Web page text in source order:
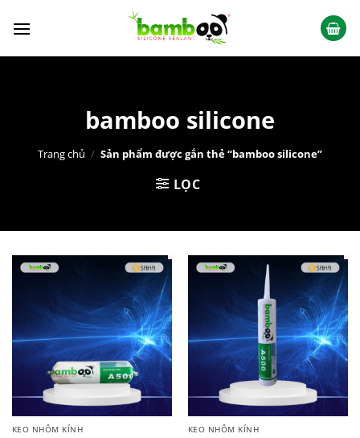
đến
bamboo silicone
Trang chủ / Sản phẩm được gắn thẻ “bamboo silicone”
LỌC
KEO NHÔM KÍNH KEO NHÔM KÍNH